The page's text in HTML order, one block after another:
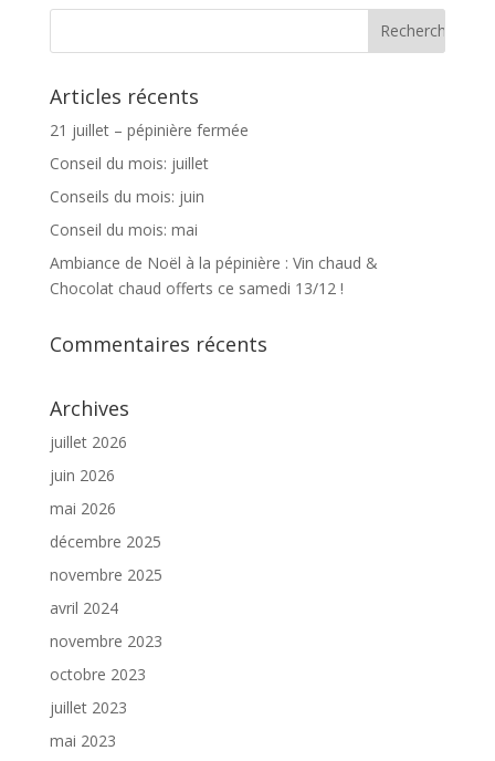
Articles récents
21 juillet – pépinière fermée
Conseil du mois: juillet
Conseils du mois: juin
Conseil du mois: mai
Ambiance de Noël à la pépinière : Vin chaud &
Chocolat chaud offerts ce samedi 13/12 !
Commentaires récents
Archives
juillet 2026
juin 2026
mai 2026
décembre 2025
novembre 2025
avril 2024
novembre 2023
octobre 2023
juillet 2023
mai 2023